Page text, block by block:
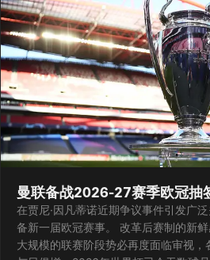
曼联备战2026-27赛季欧冠抽
在贾尼·因凡蒂诺近期争议事件引发广
备新一届欧冠赛事。 改革后赛制的新
大规模的联赛阶段势必再度面临审视